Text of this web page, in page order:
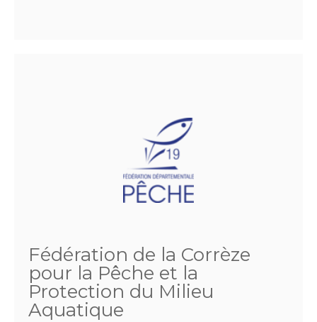
Fédération de la Corrèze
pour la Pêche et la
Protection du Milieu
Aquatique